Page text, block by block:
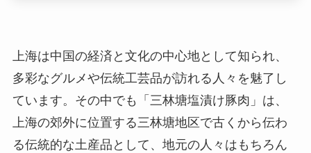
上海は中国の経済と文化の中心地として知られ、
多彩なグルメや伝統工芸品が訪れる人々を魅了し
ています。その中でも「三林塘塩漬け豚肉」は、
上海の郊外に位置する三林塘地区で古くから伝わ
る伝統的な土産品として、地元の人々はもちろん